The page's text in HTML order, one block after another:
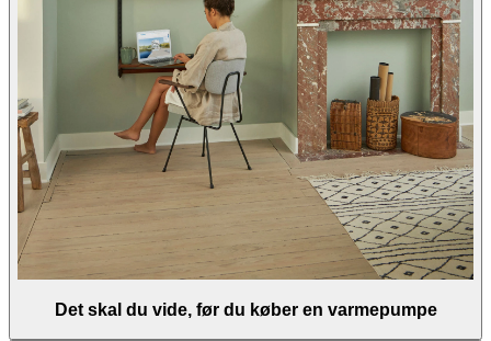
Det skal du vide, før du køber en varmepumpe